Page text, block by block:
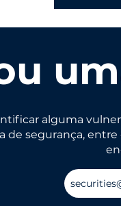
alguma
de segurança,